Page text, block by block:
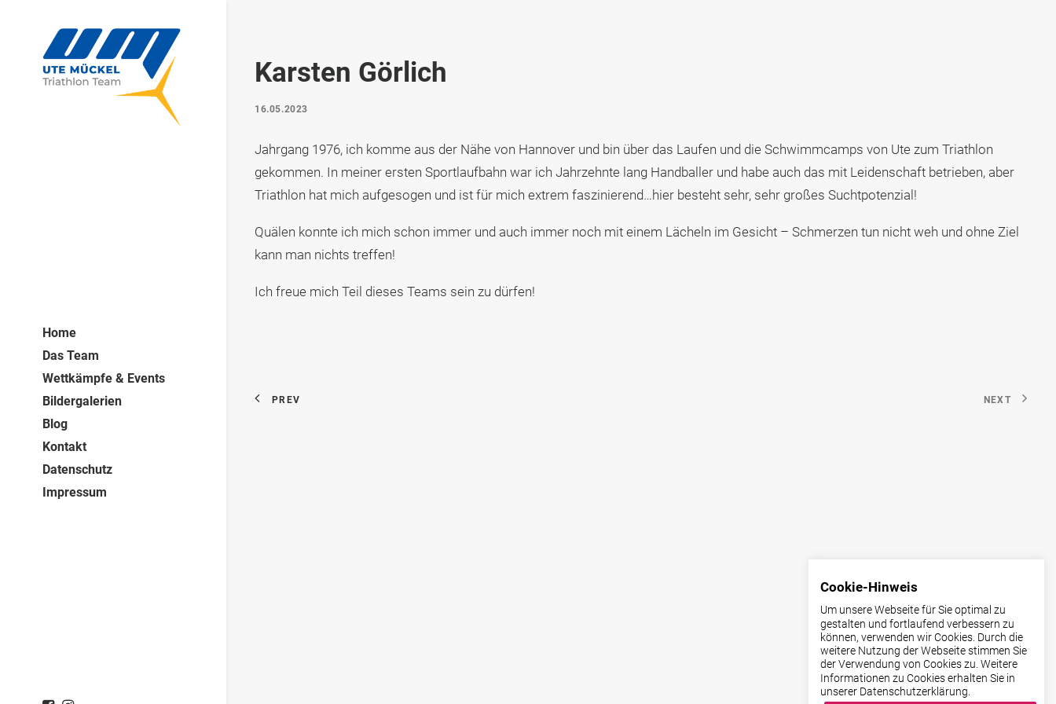
Home
Das Team
Wettkämpfe & Events
Bildergalerien
Blog
Kontakt
Datenschutz
Impressum
Karsten Görlich
16.05.2023
Jahrgang 1976, ich komme aus der Nähe von Hannover und bin über das Laufen und die Schwimmcamps von Ute zum Triathlon
gekommen. In meiner ersten Sportlaufbahn war ich Jahrzehnte lang Handballer und habe auch das mit Leidenschaft betrieben, aber
Triathlon hat mich aufgesogen und ist für mich extrem faszinierend…hier besteht sehr, sehr großes Suchtpotenzial!
Quälen konnte ich mich schon immer und auch immer noch mit einem Lächeln im Gesicht – Schmerzen tun nicht weh und ohne Ziel
kann man nichts treffen!
Ich freue mich Teil dieses Teams sein zu dürfen!
PREV NEXT
Cookie-Hinweis
Um unsere Webseite für Sie optimal zu
gestalten und fortlaufend verbessern zu
können, verwenden wir Cookies. Durch die
weitere Nutzung der Webseite stimmen Sie
der Verwendung von Cookies zu. Weitere
Informationen zu Cookies erhalten Sie in
unserer Datenschutzerklärung.